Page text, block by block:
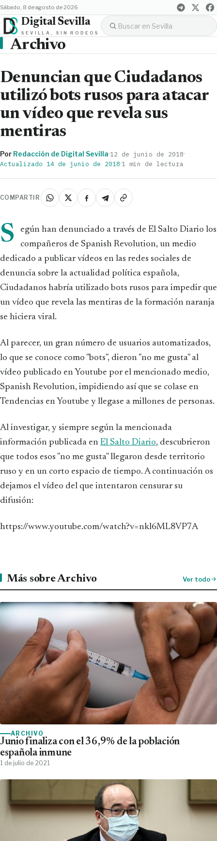
sábado, 8 de agosto de 2026
Digital Sevilla
SEVILLA, SIN RODEOS
Archivo
Denuncian que Ciudadanos
utilizó bots rusos para atacar
un vídeo que revela sus
mentiras
Por Redacción de Digital Sevilla·12 de junio de 2018·
Actualizado 14 de junio de 2018·1 min de lectura
COMPARTIR
S
egún han denunciado a través de El Salto Diario los
compañeros de Spanish Revolution, un medio
dedicado a publicar vídeos en las redes sociales de
denuncia sobre la actualidad política española,
Ciudadanos habría utilizado bots rusos para impedir que
un vídeo que revela las mentiras de la formación naranja
se hiciera viral.
Al parecer, un gran número de usuarios automatizados,
lo que se conoce como "bots", dieron "no me gusta" al
vídeo publicado en Youtube por el mencionado medio,
Spanish Revolution, impidiendo así que se colase en
Tendencias en Youtube y llegase a millones de personas.
Al investigar, y siempre según la mencionada
información publicada en El Salto Diario, descubrieron
que todos esos "no me gusta" llegaron desde territorio
ruso y en un corto espacio de tiempo. A continuación os
dejamos el vídeo del que intentaron censurar su
difusión:
https://www.youtube.com/watch?v=nkl6ML8VP7A
Más sobre Archivo Ver todo
ARCHIVO
Junio finaliza con el 36,9% de la población
española inmune
1 de julio de 2021